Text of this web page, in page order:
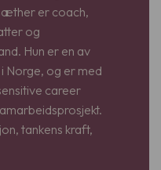
er coach,
og
Hun er en av
Norge, og er med
career
tankens kraft,